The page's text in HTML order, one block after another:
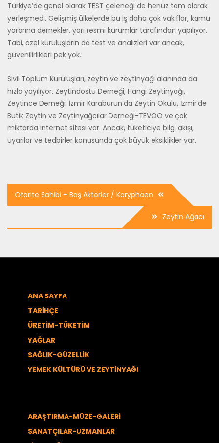
Türkiye’de genel olarak TEST geleneği de henüz tam olarak
yerleşmedi. Gelişmiş ülkelerde bu iş daha çok vakıflar, kamu
yararına dernekler, yarı resmi kurumlar tarafından yapılıyor.
Tabi, özel kuruluşların da test ve analizleri var ancak,
güvenilirlikleri pek yok.
Sivil Toplum Kuruluşları, zeytin ve zeytinyağı alanında da
hızla yayılıyor. Zeytindostu Derneği, Hangi Zeytinyağı,
Zeytince Derneği, İzmir Karaburun’da Zeytin Okulu, İzmir’de
Butik Zeytin ve Zeytinyağcılar Derneği-TEVOO ve çok
miktarda internet sitesi var. Ancak, tüketiciye bilgi akışı,
uyarılar ve tedbirler konusunda çok büyük eksiklikler var.
Yazı
dolaşımı
Otorite Sahibi – Baş Aktörler / Koryphäen
Zeytin Ağacı
ANA SAYFA
TARİHÇE
ÜRETİM-TÜKETİM
YAĞLAR
SAĞLIK-GÜZELLİK
YEMEK KÜLTÜRÜ VE ZEYTİNYAĞI
ARAŞTIRMA-MÜZE-GALERİ
SANATÇILAR-UZMANLAR